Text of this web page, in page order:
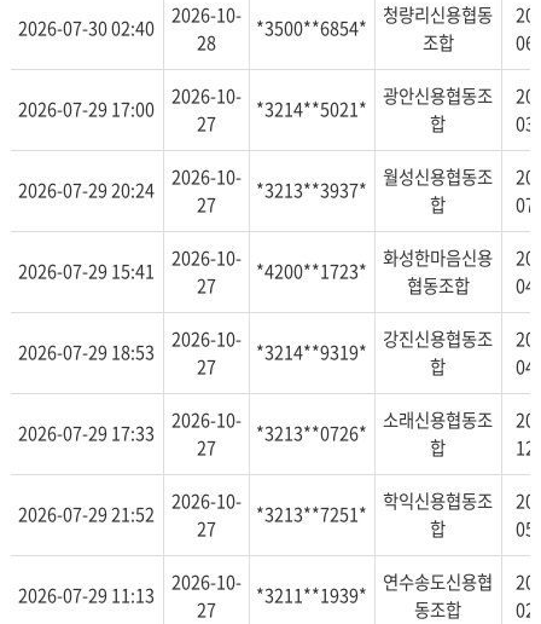
2026-07-30 02:40
2026-10-
28
*3500**6854*
청량리신용협동
조합
2026-07-29 17:00
2026-10-
27
*3214**5021*
광안신용협동조
합
2026-07-29 20:24
2026-10-
27
*3213**3937*
월성신용협동조
합
2026-07-29 15:41
2026-10-
27
*4200**1723*
화성한마음신용
협동조합
2026-07-29 18:53
2026-10-
27
*3214**9319*
강진신용협동조
합
2026-07-29 17:33
2026-10-
27
*3213**0726*
소래신용협동조
합
2026-07-29 21:52
2026-10-
27
*3213**7251*
학익신용협동조
합
2026-07-29 11:13
2026-10-
27
*3211**1939*
연수송도신용협
동조합